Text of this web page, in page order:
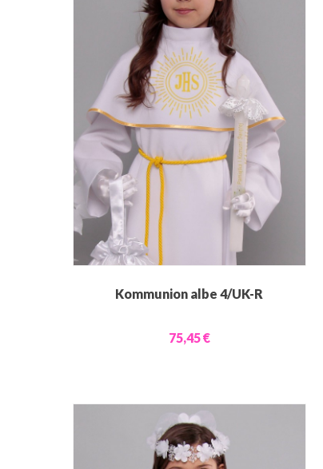
Kommunion albe 4/UK-R
75,45 €